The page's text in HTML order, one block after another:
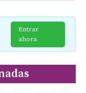
Entrar
ahora